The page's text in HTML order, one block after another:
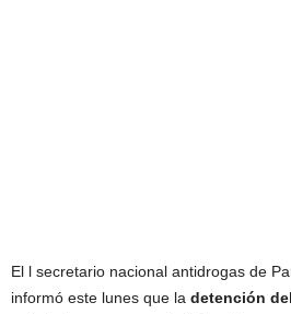
El l secretario nacional antidrogas de
informó este lunes que la detención